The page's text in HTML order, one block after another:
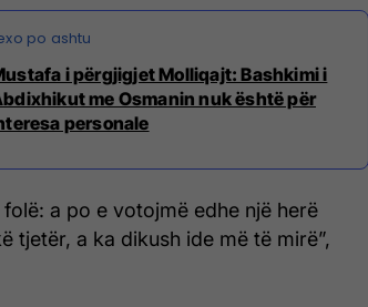
i përgjigjet Molliqajt: Bashkimi i
me Osmanin nuk është për
personale
a po e votojmë edhe një herë
tjetër, a ka dikush ide më të mirë”,